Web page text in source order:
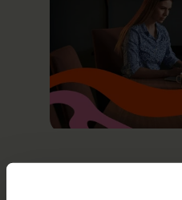
Automatisk